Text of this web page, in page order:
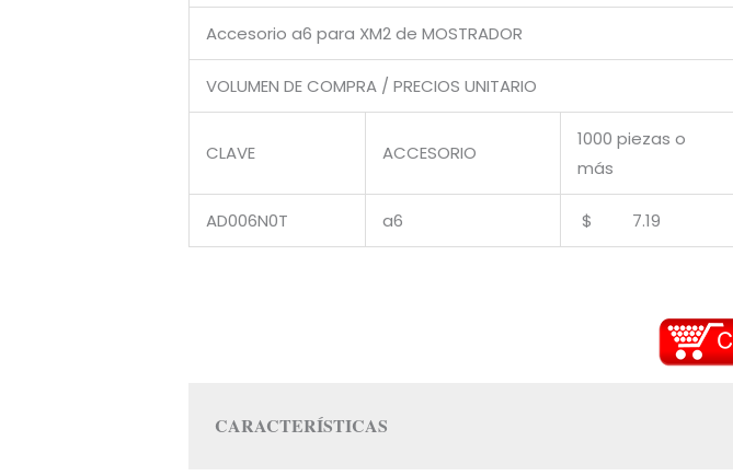
Accesorio a6 para XM2 de MOSTRADOR
VOLUMEN DE COMPRA / PRECIOS UNITARIO
CLAVE ACCESORIO
1000 piezas o
más
AD006N0T a6 $ 7.19
CARACTERÍSTICAS